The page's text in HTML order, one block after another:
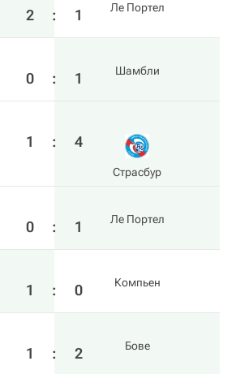
2 : 1 Ле Портел
0 : 1 Шамбли
1 : 4
Страсбур
0 : 1 Ле Портел
1 : 0 Компьен
1 : 2 Бове